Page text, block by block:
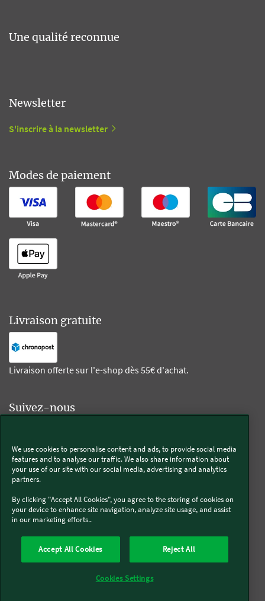
Une qualité reconnue
Newsletter
S'inscrire à la newsletter
Modes de paiement
Livraison gratuite
Livraison offerte sur l'e-shop dès 55€ d'achat.
Suivez-nous
Thermomix®
Qui sommes-nous
We use cookies to personalise content and ads, to provide social media
features and to analyse our traffic. We also share information about
your use of our site with our social media, advertising and analytics
partners.
By clicking "Accept All Cookies", you agree to the storing of cookies on
your device to enhance site navigation, analyze site usage, and assist
in our marketing efforts..
Accept All Cookies Reject All
Cookies Settings